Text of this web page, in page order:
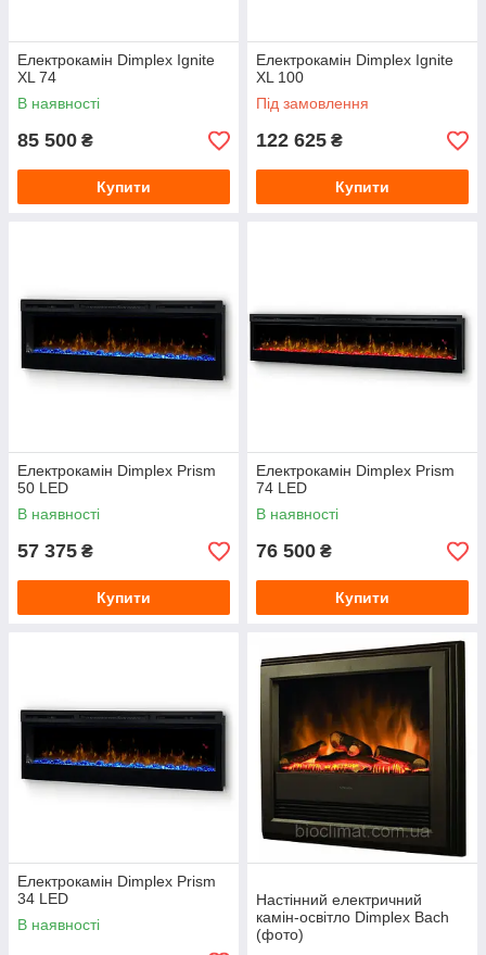
Електрокамін Dimplex Ignite
XL 74
В наявності
85 500 ₴
Купити
Електрокамін Dimplex Ignite
XL 100
Під замовлення
122 625 ₴
Купити
Електрокамін Dimplex Prism
50 LED
В наявності
57 375 ₴
Купити
Електрокамін Dimplex Prism
74 LED
В наявності
76 500 ₴
Купити
Електрокамін Dimplex Prism
34 LED
В наявності
Настінний електричний
камін-освітло Dimplex Bach
(фото)